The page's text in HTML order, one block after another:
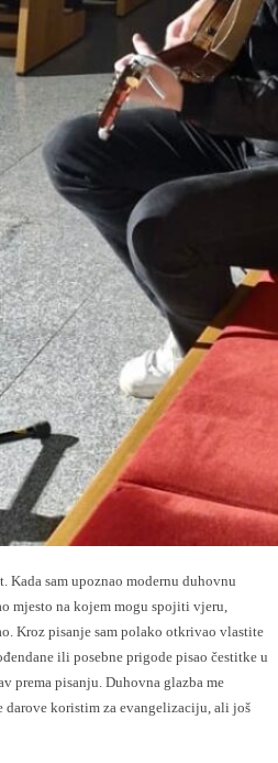
Kada sam upoznao modernu duhovnu
mjesto na kojem mogu spojiti vjeru,
Kroz pisanje sam polako otkrivao vlastite
ili posebne prigode pisao čestitke u
prema pisanju. Duhovna glazba me
koristim za evangelizaciju, ali još